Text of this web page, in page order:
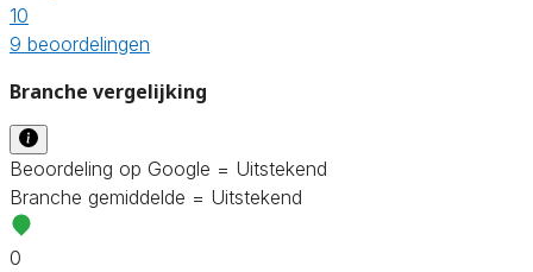
10
9 beoordelingen
Branche vergelijking
Beoordeling op Google = Uitstekend
Branche gemiddelde = Uitstekend
0